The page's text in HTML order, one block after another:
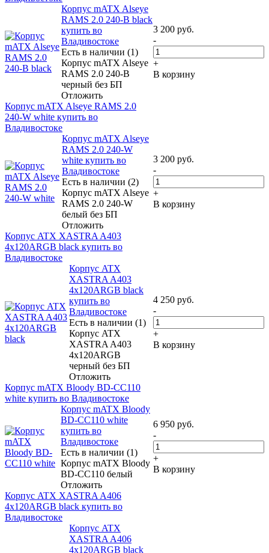
Корпус mATX Alseye
RAMS 2.0 240-B black
купить во
Владивостоке
Есть в наличии (1)
Корпус mATX Alseye
RAMS 2.0 240-B
черный без БП
Отложить
3 200 руб.
-
+
В корзину
Корпус mATX Alseye RAMS 2.0
240-W white купить во
Владивостоке
Корпус mATX Alseye
RAMS 2.0 240-W
white купить во
Владивостоке
Есть в наличии (2)
Корпус mATX Alseye
RAMS 2.0 240-W
белый без БП
Отложить
3 200 руб.
-
+
В корзину
Корпус ATX XASTRA A403
4x120ARGB black купить во
Владивостоке
Корпус ATX
XASTRA A403
4x120ARGB black
купить во
Владивостоке
Есть в наличии (1)
Корпус ATX
XASTRA A403
4x120ARGB
черный без БП
Отложить
4 250 руб.
-
+
В корзину
Корпус mATX Bloody BD-CC110
white купить во Владивостоке
Корпус mATX Bloody
BD-CC110 white
купить во
Владивостоке
Есть в наличии (1)
Корпус mATX Bloody
BD-CC110 белый
Отложить
6 950 руб.
-
+
В корзину
Корпус ATX XASTRA A406
4x120ARGB black купить во
Владивостоке
Корпус ATX
XASTRA A406
4x120ARGB black